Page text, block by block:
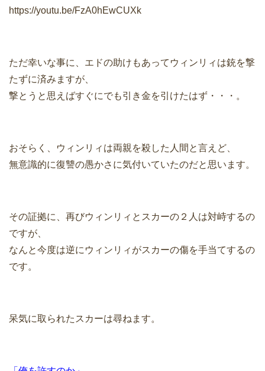
https://youtu.be/FzA0hEwCUXk
ただ幸いな事に、エドの助けもあってウィンリィは銃を撃
たずに済みますが、
撃とうと思えばすぐにでも引き金を引けたはず・・・。
おそらく、ウィンリィは両親を殺した人間と言えど、
無意識的に復讐の愚かさに気付いていたのだと思います。
その証拠に、再びウィンリィとスカーの２人は対峙するの
ですが、
なんと今度は逆にウィンリィがスカーの傷を手当てするの
です。
呆気に取られたスカーは尋ねます。